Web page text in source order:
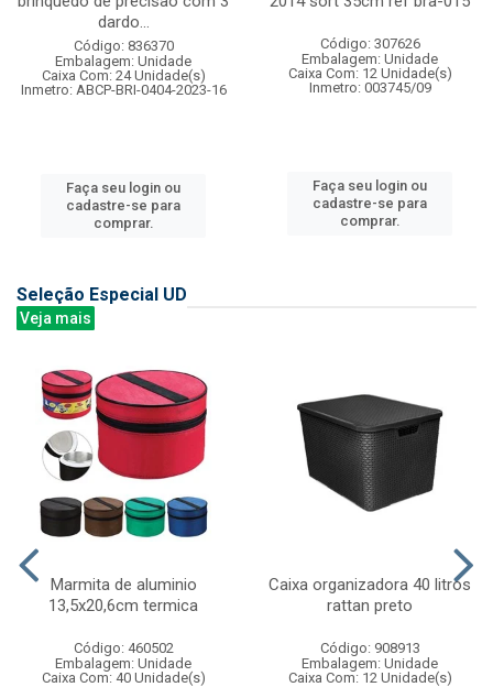
dardo...
Código: 836370
Embalagem: Unidade
Caixa Com: 24 Unidade(s)
Inmetro: ABCP-BRI-0404-2023-16
Faça seu login ou
cadastre-se para
comprar.
Código: 307626
Embalagem: Unidade
Caixa Com: 12 Unidade(s)
Inmetro: 003745/09
Faça seu login ou
cadastre-se para
comprar.
Seleção Especial UD
Veja mais
Marmita de aluminio
13,5x20,6cm termica
Código: 460502
Embalagem: Unidade
Caixa Com: 40 Unidade(s)
Caixa organizadora 40 litros
rattan preto
Código: 908913
Embalagem: Unidade
Caixa Com: 12 Unidade(s)